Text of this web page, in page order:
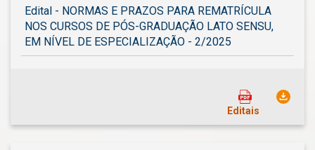
Edital - NORMAS E PRAZOS PARA REMATRÍCULA
NOS CURSOS DE PÓS-GRADUAÇÃO LATO SENSU,
EM NÍVEL DE ESPECIALIZAÇÃO - 2/2025
Editais